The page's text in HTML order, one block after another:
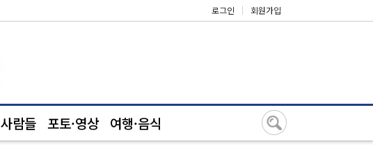
로그인 | 회원가입
사람들 포토·영상 여행·음식